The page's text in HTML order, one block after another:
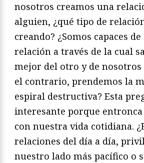
nosotros creamos una
alguien, ¿qué tipo de
creando? ¿Somos capaces
relación a través de la cual
mejor del otro y de
el contrario, prendemos la
espiral destructiva? Esta
interesante porque
con nuestra vida cotidiana.
relaciones del día a día,
nuestro lado más pacífico o